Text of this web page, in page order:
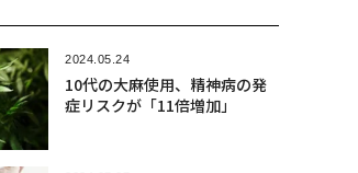
2024.05.24
10代の大麻使用、精神病の発
症リスクが「11倍増加」